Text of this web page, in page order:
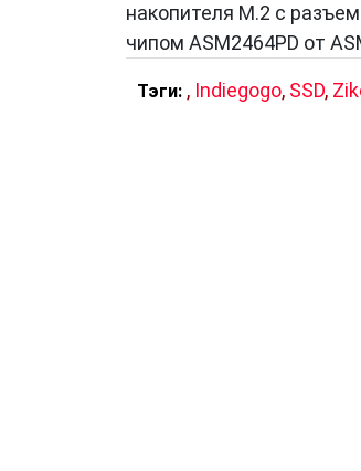
накопителя M.2 с
чипом ASM2464PD от
Тэги: , Indiegogo, SSD,